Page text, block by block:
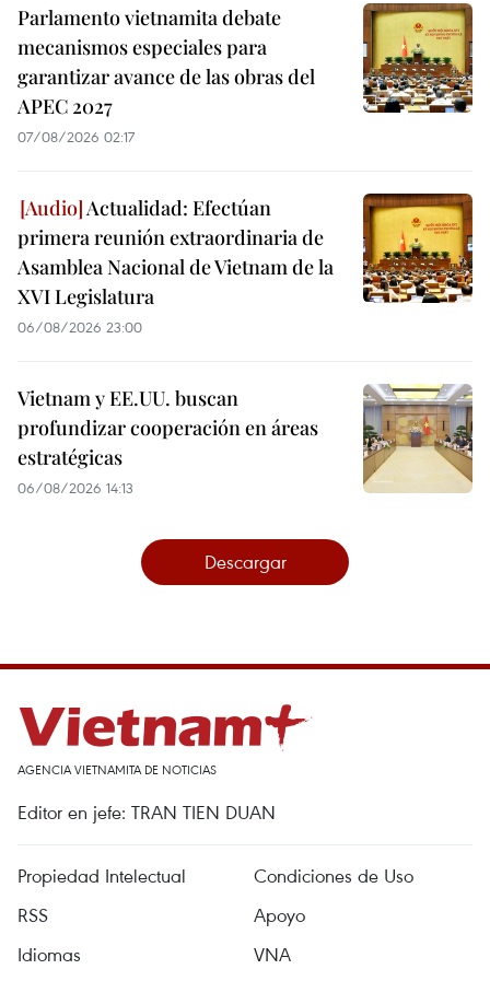
Parlamento vietnamita debate
mecanismos especiales para
garantizar avance de las obras del
APEC 2027
07/08/2026 02:17
Actualidad: Efectúan
primera reunión extraordinaria de
Asamblea Nacional de Vietnam de la
XVI Legislatura
06/08/2026 23:00
Vietnam y EE.UU. buscan
profundizar cooperación en áreas
estratégicas
06/08/2026 14:13
Descargar
AGENCIA VIETNAMITA DE NOTICIAS
Editor en jefe: TRAN TIEN DUAN
Propiedad Intelectual
Condiciones de Uso
RSS
Apoyo
Idiomas
VNA